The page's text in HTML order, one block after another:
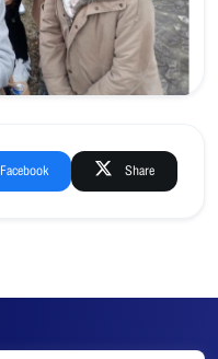
Facebook Share